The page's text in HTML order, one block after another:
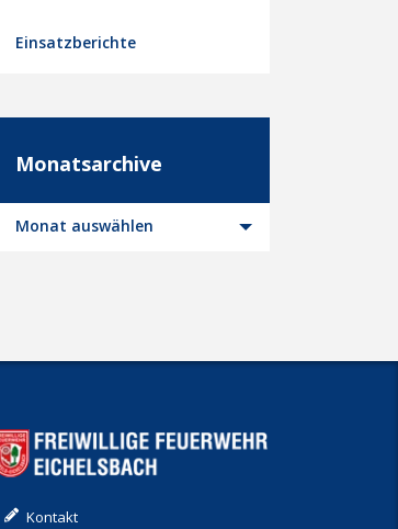
Einsatzberichte
Monatsarchive
Monatsarchive
Monat auswählen
Kontakt